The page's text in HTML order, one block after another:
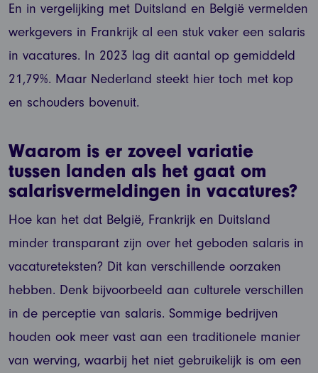
En in vergelijking met Duitsland en België vermelden
werkgevers in Frankrijk al een stuk vaker een salaris
in vacatures. In 2023 lag dit aantal op gemiddeld
21,79%. Maar Nederland steekt hier toch met kop
en schouders bovenuit.
Waarom is er zoveel variatie
tussen landen als het gaat om
salarisvermeldingen in vacatures?
Hoe kan het dat België, Frankrijk en Duitsland
minder transparant zijn over het geboden salaris in
vacatureteksten? Dit kan verschillende oorzaken
hebben. Denk bijvoorbeeld aan culturele verschillen
in de perceptie van salaris. Sommige bedrijven
houden ook meer vast aan een traditionele manier
van werving, waarbij het niet gebruikelijk is om een